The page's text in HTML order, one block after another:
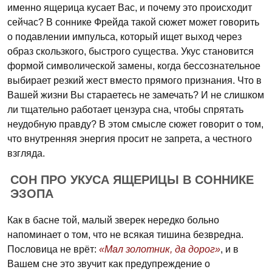
именно ящерица кусает Вас, и почему это происходит
сейчас? В соннике Фрейда такой сюжет может говорить
о подавлении импульса, который ищет выход через
образ скользкого, быстрого существа. Укус становится
формой символической замены, когда бессознательное
выбирает резкий жест вместо прямого признания. Что в
Вашей жизни Вы стараетесь не замечать? И не слишком
ли тщательно работает цензура сна, чтобы спрятать
неудобную правду? В этом смысле сюжет говорит о том,
что внутренняя энергия просит не запрета, а честного
взгляда.
СОН ПРО УКУСА ЯЩЕРИЦЫ В СОННИКЕ
ЭЗОПА
Как в басне той, малый зверек нередко больно
напоминает о том, что не всякая тишина безвредна.
Пословица не врёт: «Мал золотник, да дорог», и в
Вашем сне это звучит как предупреждение о